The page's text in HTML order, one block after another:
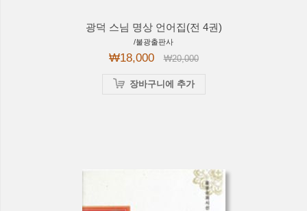
광덕 스님 명상 언어집(전 4권)
/불광출판사
₩18,000 ₩20,000
장바구니에 추가